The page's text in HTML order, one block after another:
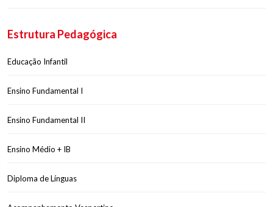
Estrutura Pedagógica
Educação Infantil
Ensino Fundamental I
Ensino Fundamental II
Ensino Médio + IB
Diploma de Línguas